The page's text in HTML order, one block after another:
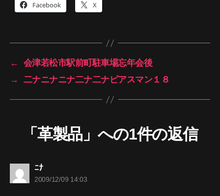
Facebook X
←
会津若松市駅前町駐車場忘年会後
→
二ナニナニナ二ナ二ナピアスマン１８
「革製品」への1件の返信
ﾆﾅの
発
2009/12/09 14:03